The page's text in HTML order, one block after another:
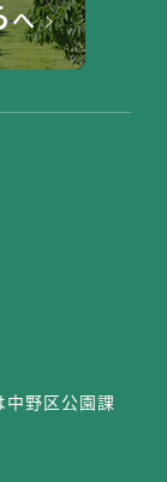
野区公園課